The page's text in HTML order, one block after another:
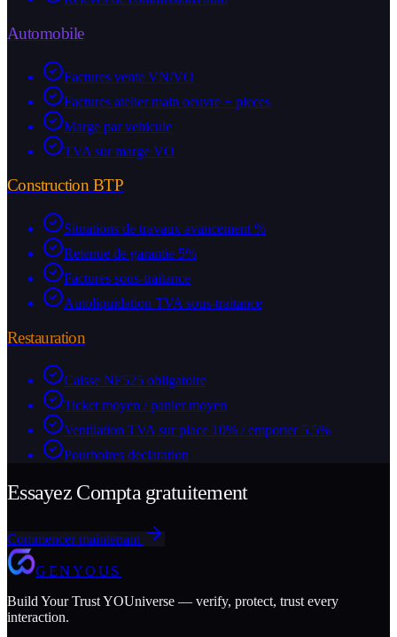
Automobile
Factures vente VN/VO
Factures atelier main oeuvre + pieces
Marge par vehicule
TVA sur marge VO
Construction BTP
Situations de travaux avancement %
Retenue de garantie 5%
Factures sous-traitance
Autoliquidation TVA sous-traitance
Restauration
Caisse NF525 obligatoire
Ticket moyen / panier moyen
Ventilation TVA sur place 10% / emporter 5.5%
Pourboires declaration
Essayez Compta gratuitement
Commencer maintenant
GENYOUS
Build Your Trust YOUniverse — verify, protect, trust every
interaction.